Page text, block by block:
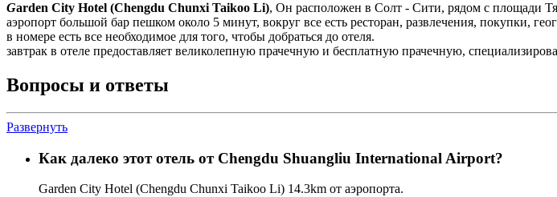
Garden City Hotel (Chengdu Chunxi Taikoo Li), Он расположен в Солт - Сити, рядом с площади
аэропорт большой бар пешком около 5 минут, вокруг все есть ресторан, развлечения, покупки,
в номере есть все необходимое для того, чтобы добраться до отеля.
завтрак в отеле предоставляет великолепную прачечную и бесплатную прачечную,
Вопросы и ответы
Развернуть
Как далеко этот отель от Chengdu Shuangliu International Airport?
Garden City Hotel (Chengdu Chunxi Taikoo Li) 14.3km от аэропорта.